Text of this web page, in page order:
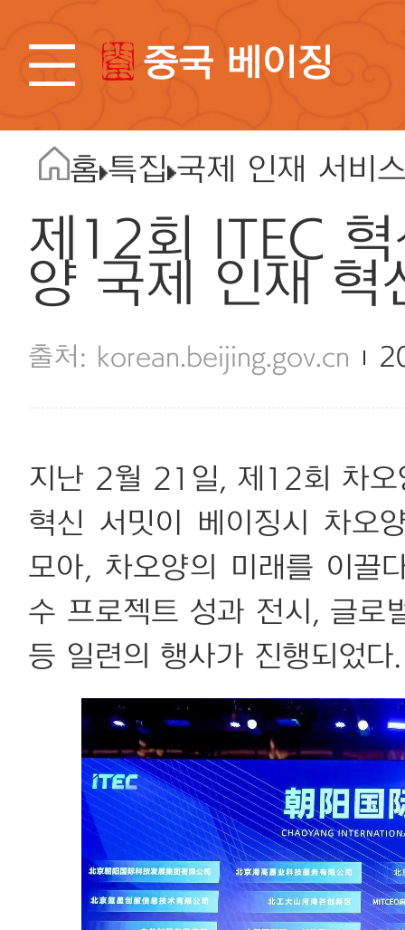
중국 베이징
홈 특집 국제 인재 서비
제12회 ITEC
양 국제 인재 혁
korean.beijing.gov.cn
지난 2월 21일, 제12회 차
혁신 서밋이 베이징시 차오
모아, 차오양의 미래를 이끌
수 프로젝트 성과 전시, 글로
등 일련의 행사가 진행되었다.